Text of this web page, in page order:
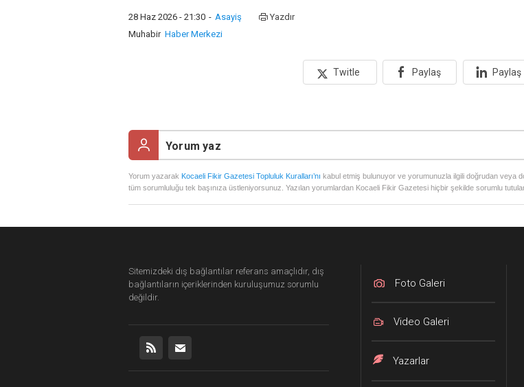
28 Haz 2026 - 21:30 - Asayiş
Yazdır
Muhabir Haber Merkezi
Twitle Paylaş Paylaş
Yorum yazarak Kocaeli Fikir Gazetesi Topluluk Kuralları’nı kabul etmiş bulunuyor ve yorumunuzla ilgili doğrudan veya
tüm sorumluluğu tek başınıza üstleniyorsunuz. Yazılan yorumlardan Kocaeli Fikir Gazetesi hiçbir şekilde sorumlu
Sitemizdeki dış bağlantılar referans amaçlıdır, dış
bağlantıların içeriklerinden kuruluşumuz sorumlu
değildir.
Foto Galeri
Video Galeri
Yazarlar